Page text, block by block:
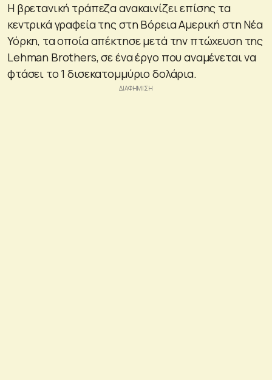
Η βρετανική τράπεζα ανακαινίζει επίσης τα
κεντρικά γραφεία της στη Βόρεια Αμερική στη Νέα
Υόρκη, τα οποία απέκτησε μετά την πτώχευση της
Lehman Brothers, σε ένα έργο που αναμένεται να
φτάσει το 1 δισεκατομμύριο δολάρια.